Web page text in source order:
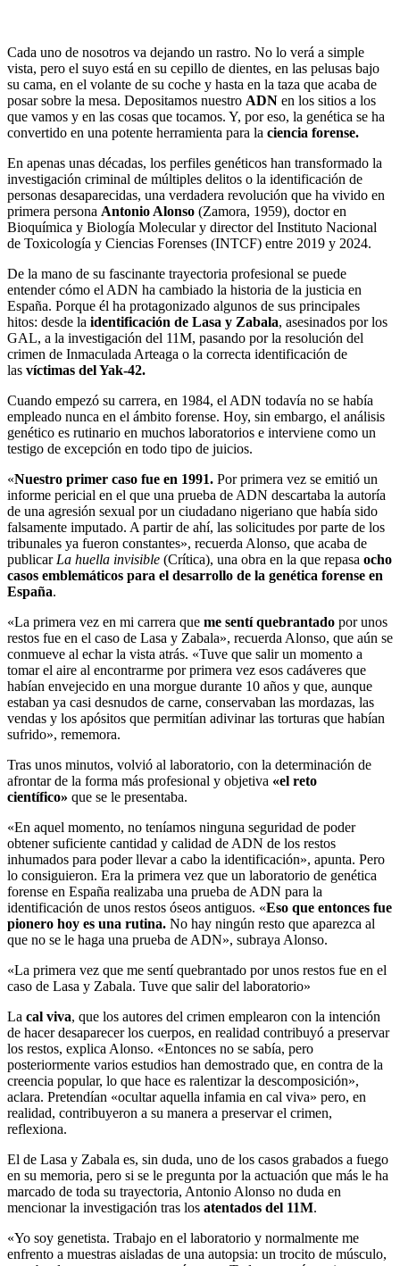
Cada uno de nosotros va dejando un rastro. No lo verá a simple
vista, pero el suyo está en su cepillo de dientes, en las pelusas bajo
su cama, en el volante de su coche y hasta en la taza que acaba de
posar sobre la mesa. Depositamos nuestro ADN en los sitios a los
que vamos y en las cosas que tocamos. Y, por eso, la genética se ha
convertido en una potente herramienta para la ciencia forense.
En apenas unas décadas, los perfiles genéticos han transformado la
investigación criminal de múltiples delitos o la identificación de
personas desaparecidas, una verdadera revolución que ha vivido en
primera persona Antonio Alonso (Zamora, 1959), doctor en
Bioquímica y Biología Molecular y director del Instituto Nacional
de Toxicología y Ciencias Forenses (INTCF) entre 2019 y 2024.
De la mano de su fascinante trayectoria profesional se puede
entender cómo el ADN ha cambiado la historia de la justicia en
España. Porque él ha protagonizado algunos de sus principales
hitos: desde la identificación de Lasa y Zabala, asesinados por los
GAL, a la investigación del 11M, pasando por la resolución del
crimen de Inmaculada Arteaga o la correcta identificación de
las víctimas del Yak-42.
Cuando empezó su carrera, en 1984, el ADN todavía no se había
empleado nunca en el ámbito forense. Hoy, sin embargo, el análisis
genético es rutinario en muchos laboratorios e interviene como un
testigo de excepción en todo tipo de juicios.
«Nuestro primer caso fue en 1991. Por primera vez se emitió un
informe pericial en el que una prueba de ADN descartaba la autoría
de una agresión sexual por un ciudadano nigeriano que había sido
falsamente imputado. A partir de ahí, las solicitudes por parte de los
tribunales ya fueron constantes», recuerda Alonso, que acaba de
publicar La huella invisible (Crítica), una obra en la que repasa ocho
casos emblemáticos para el desarrollo de la genética forense en
España.
«La primera vez en mi carrera que me sentí quebrantado por unos
restos fue en el caso de Lasa y Zabala», recuerda Alonso, que aún se
conmueve al echar la vista atrás. «Tuve que salir un momento a
tomar el aire al encontrarme por primera vez esos cadáveres que
habían envejecido en una morgue durante 10 años y que, aunque
estaban ya casi desnudos de carne, conservaban las mordazas, las
vendas y los apósitos que permitían adivinar las torturas que habían
sufrido», rememora.
Tras unos minutos, volvió al laboratorio, con la determinación de
afrontar de la forma más profesional y objetiva «el reto
científico» que se le presentaba.
«En aquel momento, no teníamos ninguna seguridad de poder
obtener suficiente cantidad y calidad de ADN de los restos
inhumados para poder llevar a cabo la identificación», apunta. Pero
lo consiguieron. Era la primera vez que un laboratorio de genética
forense en España realizaba una prueba de ADN para la
identificación de unos restos óseos antiguos. «Eso que entonces fue
pionero hoy es una rutina. No hay ningún resto que aparezca al
que no se le haga una prueba de ADN», subraya Alonso.
«La primera vez que me sentí quebrantado por unos restos fue en el
caso de Lasa y Zabala. Tuve que salir del laboratorio»
La cal viva, que los autores del crimen emplearon con la intención
de hacer desaparecer los cuerpos, en realidad contribuyó a preservar
los restos, explica Alonso. «Entonces no se sabía, pero
posteriormente varios estudios han demostrado que, en contra de la
creencia popular, lo que hace es ralentizar la descomposición»,
aclara. Pretendían «ocultar aquella infamia en cal viva» pero, en
realidad, contribuyeron a su manera a preservar el crimen,
reflexiona.
El de Lasa y Zabala es, sin duda, uno de los casos grabados a fuego
en su memoria, pero si se le pregunta por la actuación que más le ha
marcado de toda su trayectoria, Antonio Alonso no duda en
mencionar la investigación tras los atentados del 11M.
«Yo soy genetista. Trabajo en el laboratorio y normalmente me
enfrento a muestras aisladas de una autopsia: un trocito de músculo,